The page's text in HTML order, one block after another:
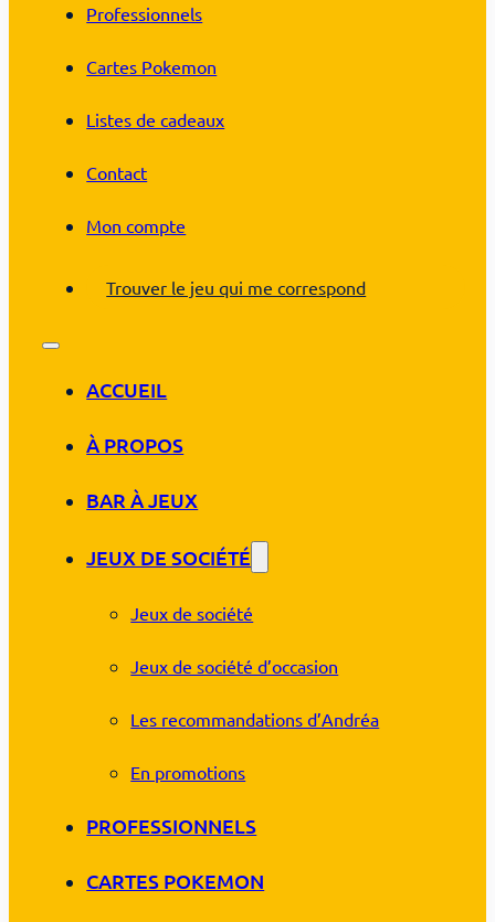
Professionnels
Cartes Pokemon
Listes de cadeaux
Contact
Mon compte
Trouver le jeu qui me correspond
ACCUEIL
À PROPOS
BAR À JEUX
JEUX DE SOCIÉTÉ
Jeux de société
Jeux de société d’occasion
Les recommandations d’Andréa
En promotions
PROFESSIONNELS
CARTES POKEMON